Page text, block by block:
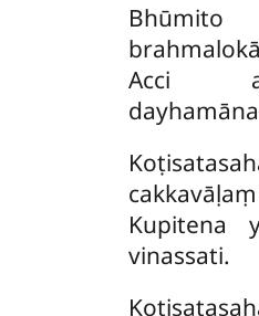
Acci
Kupitena
vinassati.